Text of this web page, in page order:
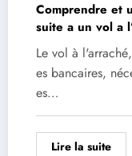
Comprendre et
suite a un vol a
Le vol à
es bancaires,
es…
Lire la suite